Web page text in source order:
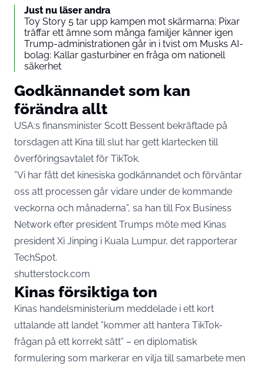
Just nu läser andra
Toy Story 5 tar upp kampen mot skärmarna: Pixar
träffar ett ämne som många familjer känner igen
Trump-administrationen går in i tvist om Musks AI-
bolag: Kallar gasturbiner en fråga om nationell
säkerhet
Godkännandet som kan
förändra allt
USA:s finansminister Scott Bessent bekräftade på
torsdagen att Kina till slut har gett klartecken till
överföringsavtalet för TikTok.
”Vi har fått det kinesiska godkännandet och förväntar
oss att processen går vidare under de kommande
veckorna och månaderna”, sa han till Fox Business
Network efter president Trumps möte med Kinas
president Xi Jinping i Kuala Lumpur, det rapporterar
TechSpot.
shutterstock.com
Kinas försiktiga ton
Kinas handelsministerium meddelade i ett kort
uttalande att landet ”kommer att hantera TikTok-
frågan på ett korrekt sätt” – en diplomatisk
formulering som markerar en vilja till samarbete men